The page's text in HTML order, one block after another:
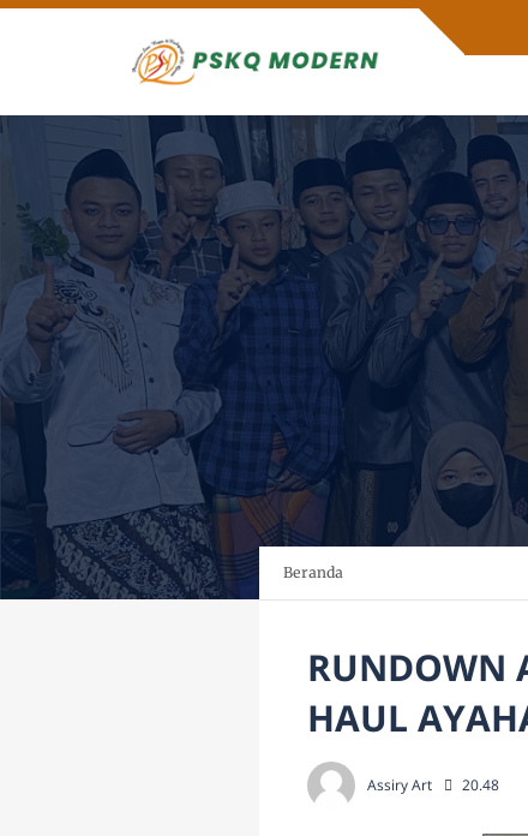
Beranda
RUNDOWN
HAUL
Assiry Art 20.48